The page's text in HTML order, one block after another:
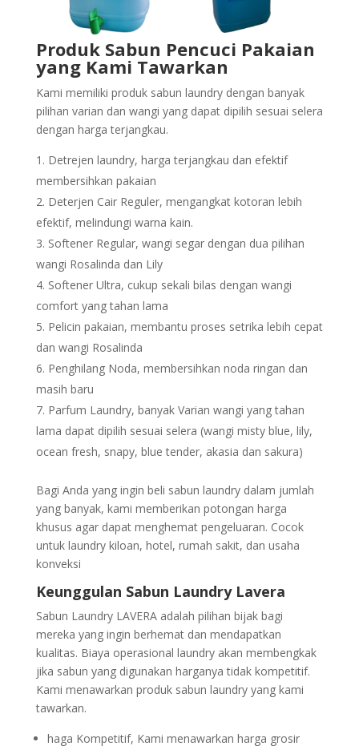
Produk Sabun Pencuci Pakaian
yang Kami Tawarkan
Kami memiliki produk sabun laundry dengan banyak
pilihan varian dan wangi yang dapat dipilih sesuai selera
dengan harga terjangkau.
Detrejen laundry, harga terjangkau dan efektif
membersihkan pakaian
Deterjen Cair Reguler, mengangkat kotoran lebih
efektif, melindungi warna kain.
Softener Regular, wangi segar dengan dua pilihan
wangi Rosalinda dan Lily
Softener Ultra, cukup sekali bilas dengan wangi
comfort yang tahan lama
Pelicin pakaian, membantu proses setrika lebih cepat
dan wangi Rosalinda
Penghilang Noda, membersihkan noda ringan dan
masih baru
Parfum Laundry, banyak Varian wangi yang tahan
lama dapat dipilih sesuai selera (wangi misty blue, lily,
ocean fresh, snapy, blue tender, akasia dan sakura)
Bagi Anda yang ingin beli sabun laundry dalam jumlah
yang banyak, kami memberikan potongan harga
khusus agar dapat menghemat pengeluaran. Cocok
untuk laundry kiloan, hotel, rumah sakit, dan usaha
konveksi
Keunggulan Sabun Laundry Lavera
Sabun Laundry LAVERA adalah pilihan bijak bagi
mereka yang ingin berhemat dan mendapatkan
kualitas. Biaya operasional laundry akan membengkak
jika sabun yang digunakan harganya tidak kompetitif.
Kami menawarkan produk sabun laundry yang kami
tawarkan.
haga Kompetitif, Kami menawarkan harga grosir